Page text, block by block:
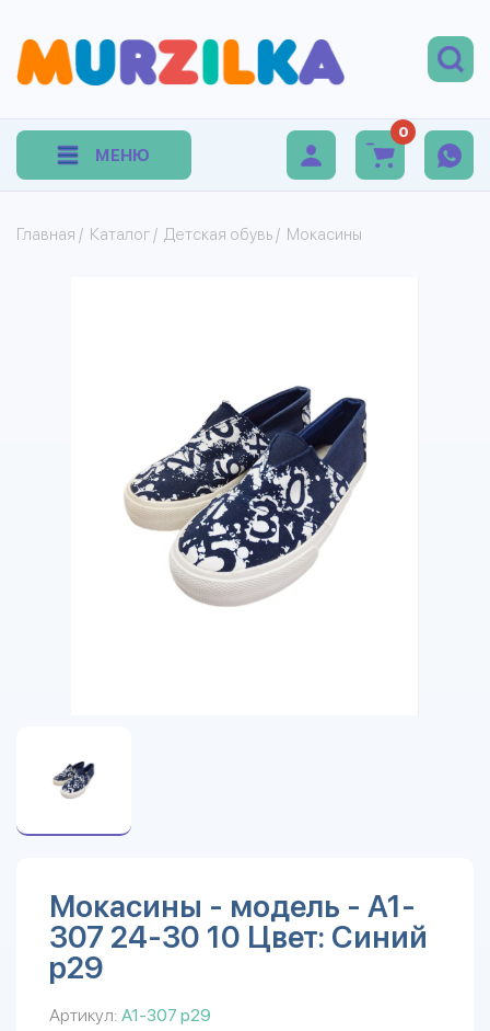
МЕНЮ
0
Главная / Каталог / Детская обувь / Мокасины
Мокасины - модель - A1-
307 24-30 10 Цвет: Синий
р29
Артикул: A1-307 р29